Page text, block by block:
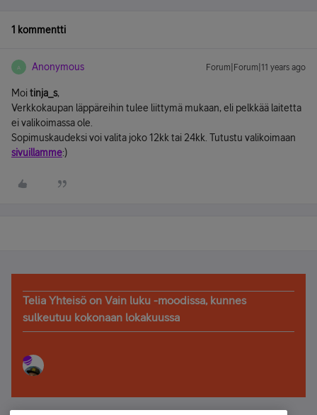
1 kommentti
A Anonymous Forum|Forum|11 years ago
Moitinja_s,
Verkkokaupan läppäreihin tulee liittymä mukaan, eli pelkkää laitetta
ei valikoimassa ole.
Sopimuskaudeksi voi valita joko 12kk tai 24kk. Tutustu valikoimaan
sivuillamme:)
Telia Yhteisö on Vain luku -moodissa, kunnes
sulkeutuu kokonaan lokakuussa